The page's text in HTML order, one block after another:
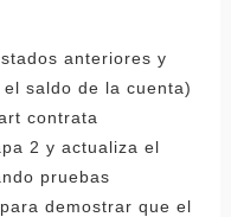
anteriores y
saldo de la cuenta)
contrata
2 y actualiza el
pruebas
demostrar que el